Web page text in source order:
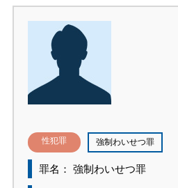
性犯罪 強制わいせつ罪
罪名： 強制わいせつ罪